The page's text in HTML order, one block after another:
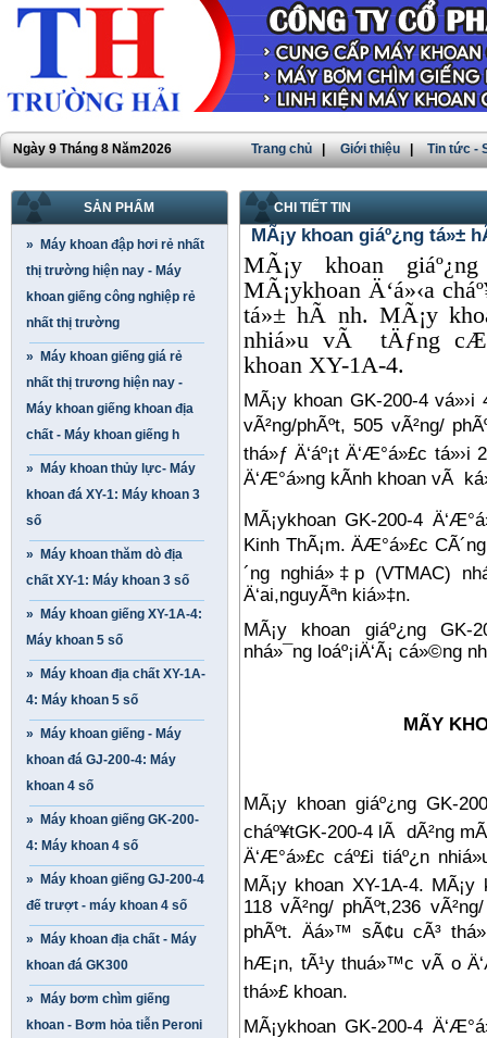
Ngày 9 Tháng 8 Năm2026 Trang chủ| Giới thiệu| Tin tức -
SẢN PHẨM
» Máy khoan đập hơi rẻ nhất
thị trường hiện nay - Máy
khoan giếng công nghiệp rẻ
nhất thị trường
» Máy khoan giếng giá rẻ
nhất thị trương hiện nay -
Máy khoan giếng khoan địa
chất - Máy khoan giếng h
» Máy khoan thủy lực- Máy
khoan đá XY-1: Máy khoan 3
số
» Máy khoan thăm dò địa
chất XY-1: Máy khoan 3 số
» Máy khoan giếng XY-1A-4:
Máy khoan 5 số
» Máy khoan địa chất XY-1A-
4: Máy khoan 5 số
» Máy khoan giếng - Máy
khoan đá GJ-200-4: Máy
khoan 4 số
» Máy khoan giếng GK-200-
4: Máy khoan 4 số
» Máy khoan giếng GJ-200-4
đế trượt - máy khoan 4 số
» Máy khoan địa chất - Máy
khoan đá GK300
» Máy bơm chìm giếng
khoan - B­ơm hỏa tiễn Peroni
CHI TIẾT TIN
MÃ¡y khoan giáº¿ng tá»±
MÃ¡y khoan
MÃ¡ykhoan Ä‘á»‹a
tá»± hÃ nh. MÃ¡y
nhiá»u vÃ tÄƒng
khoan XY-1A-4.
MÃ¡y khoan GK-200-4
vÃ²ng/phÃºt, 505 vÃ²ng/
thá»ƒ Ä‘áº¡t Ä‘Æ°á»£c
Ä‘Æ°á»ng kÃ­nh khoan vÃ
MÃ¡ykhoan GK-200-4
Kinh ThÃ¡m. ÄÆ°á»£c
´ng nghiá»‡p (VTMAC)
Ä‘ai,nguyÃªn kiá»‡n.
MÃ¡y khoan giáº¿ng GK-
nhá»¯ng loáº¡iÄ‘Ã¡ cá»©ng
MÃY
MÃ¡y khoan giáº¿ng GK-
cháº¥tGK-200-4 lÃ dÃ²ng
Ä‘Æ°á»£c cáº£i tiáº¿n
MÃ¡y khoan XY-1A-4.
118 vÃ²ng/ phÃºt,236
phÃºt. Äá»™ sÃ¢u cÃ³
hÆ¡n, tÃ¹y thuá»™c vÃ o
thá»£ khoan.
MÃ¡ykhoan GK-200-4